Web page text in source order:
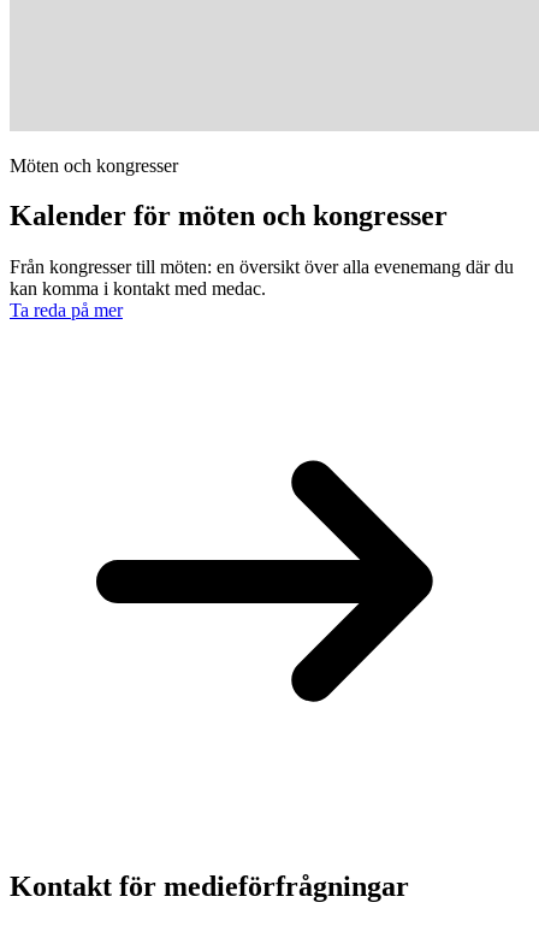
Möten och kongresser
Kalender för möten och kongresser
Från kongresser till möten: en översikt över alla evenemang där du
kan komma i kontakt med medac.
Ta reda på mer
Kontakt för medieförfrågningar